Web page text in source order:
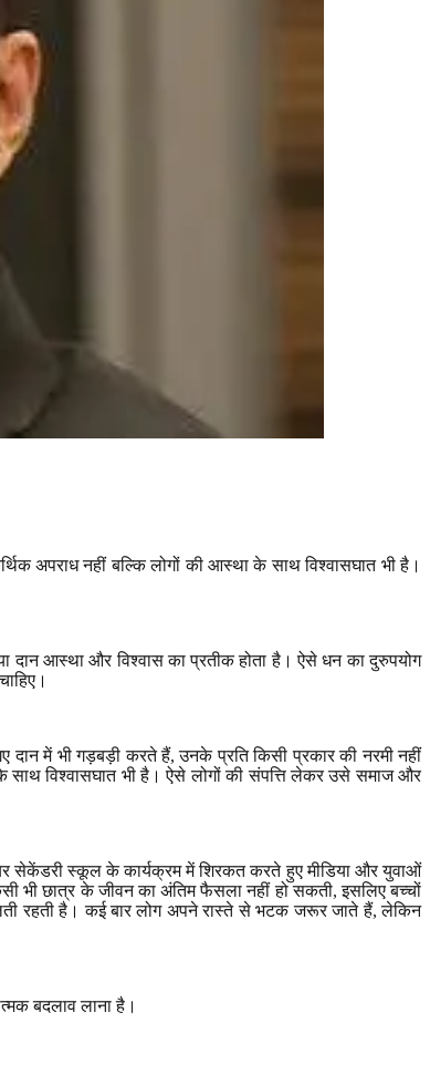
अपराध नहीं बल्कि लोगों की आस्था के साथ विश्वासघात भी है।
दान आस्था और विश्वास का प्रतीक होता है। ऐसे धन का दुरुपयोग
दान में भी गड़बड़ी करते हैं,उनके प्रति किसी प्रकार की नरमी नहीं
के साथ विश्वासघात भी है। ऐसे लोगों की संपत्ति लेकर उसे समाज और
सेकेंडरी स्कूल के कार्यक्रम में शिरकत करते हुए मीडिया और युवाओं
भी छात्र के जीवन का अंतिम फैसला नहीं हो सकती,इसलिए बच्चों
रहती है। कई बार लोग अपने रास्ते से भटक जरूर जाते हैं,लेकिन
बदलाव लाना है।